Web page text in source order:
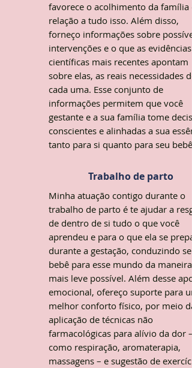
favorece o acolhimento da família
relação a tudo isso. Além disso,
forneço informações sobre
intervenções e o que as evidências
científicas mais recentes apontam
sobre elas, as reais necessidades de
cada uma. Esse conjunto de
informações permitem que você
gestante e a sua família tome
conscientes e alinhadas a sua
tanto para si quanto para seu bebê.
Trabalho de parto
Minha atuação contigo durante o
trabalho de parto é te ajudar a
de dentro de si tudo o que você
aprendeu e para o que ela se
durante a gestação, conduzindo seu
bebê para esse mundo da maneira
mais leve possível. Além desse
emocional, ofereço suporte para
melhor conforto físico, por meio da
aplicação de técnicas não
farmacológicas para alívio da dor –
como respiração, aromaterapia,
massagens – e sugestão de